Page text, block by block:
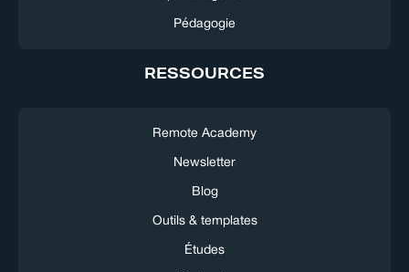
Pédagogie
RESSOURCES
Remote Academy
Newsletter
Blog
Outils & templates
Études